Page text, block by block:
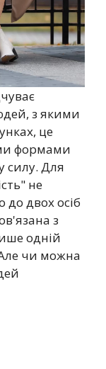
з якими
це
формами
силу. Для
не
до двох осіб
з
одній
чи можна